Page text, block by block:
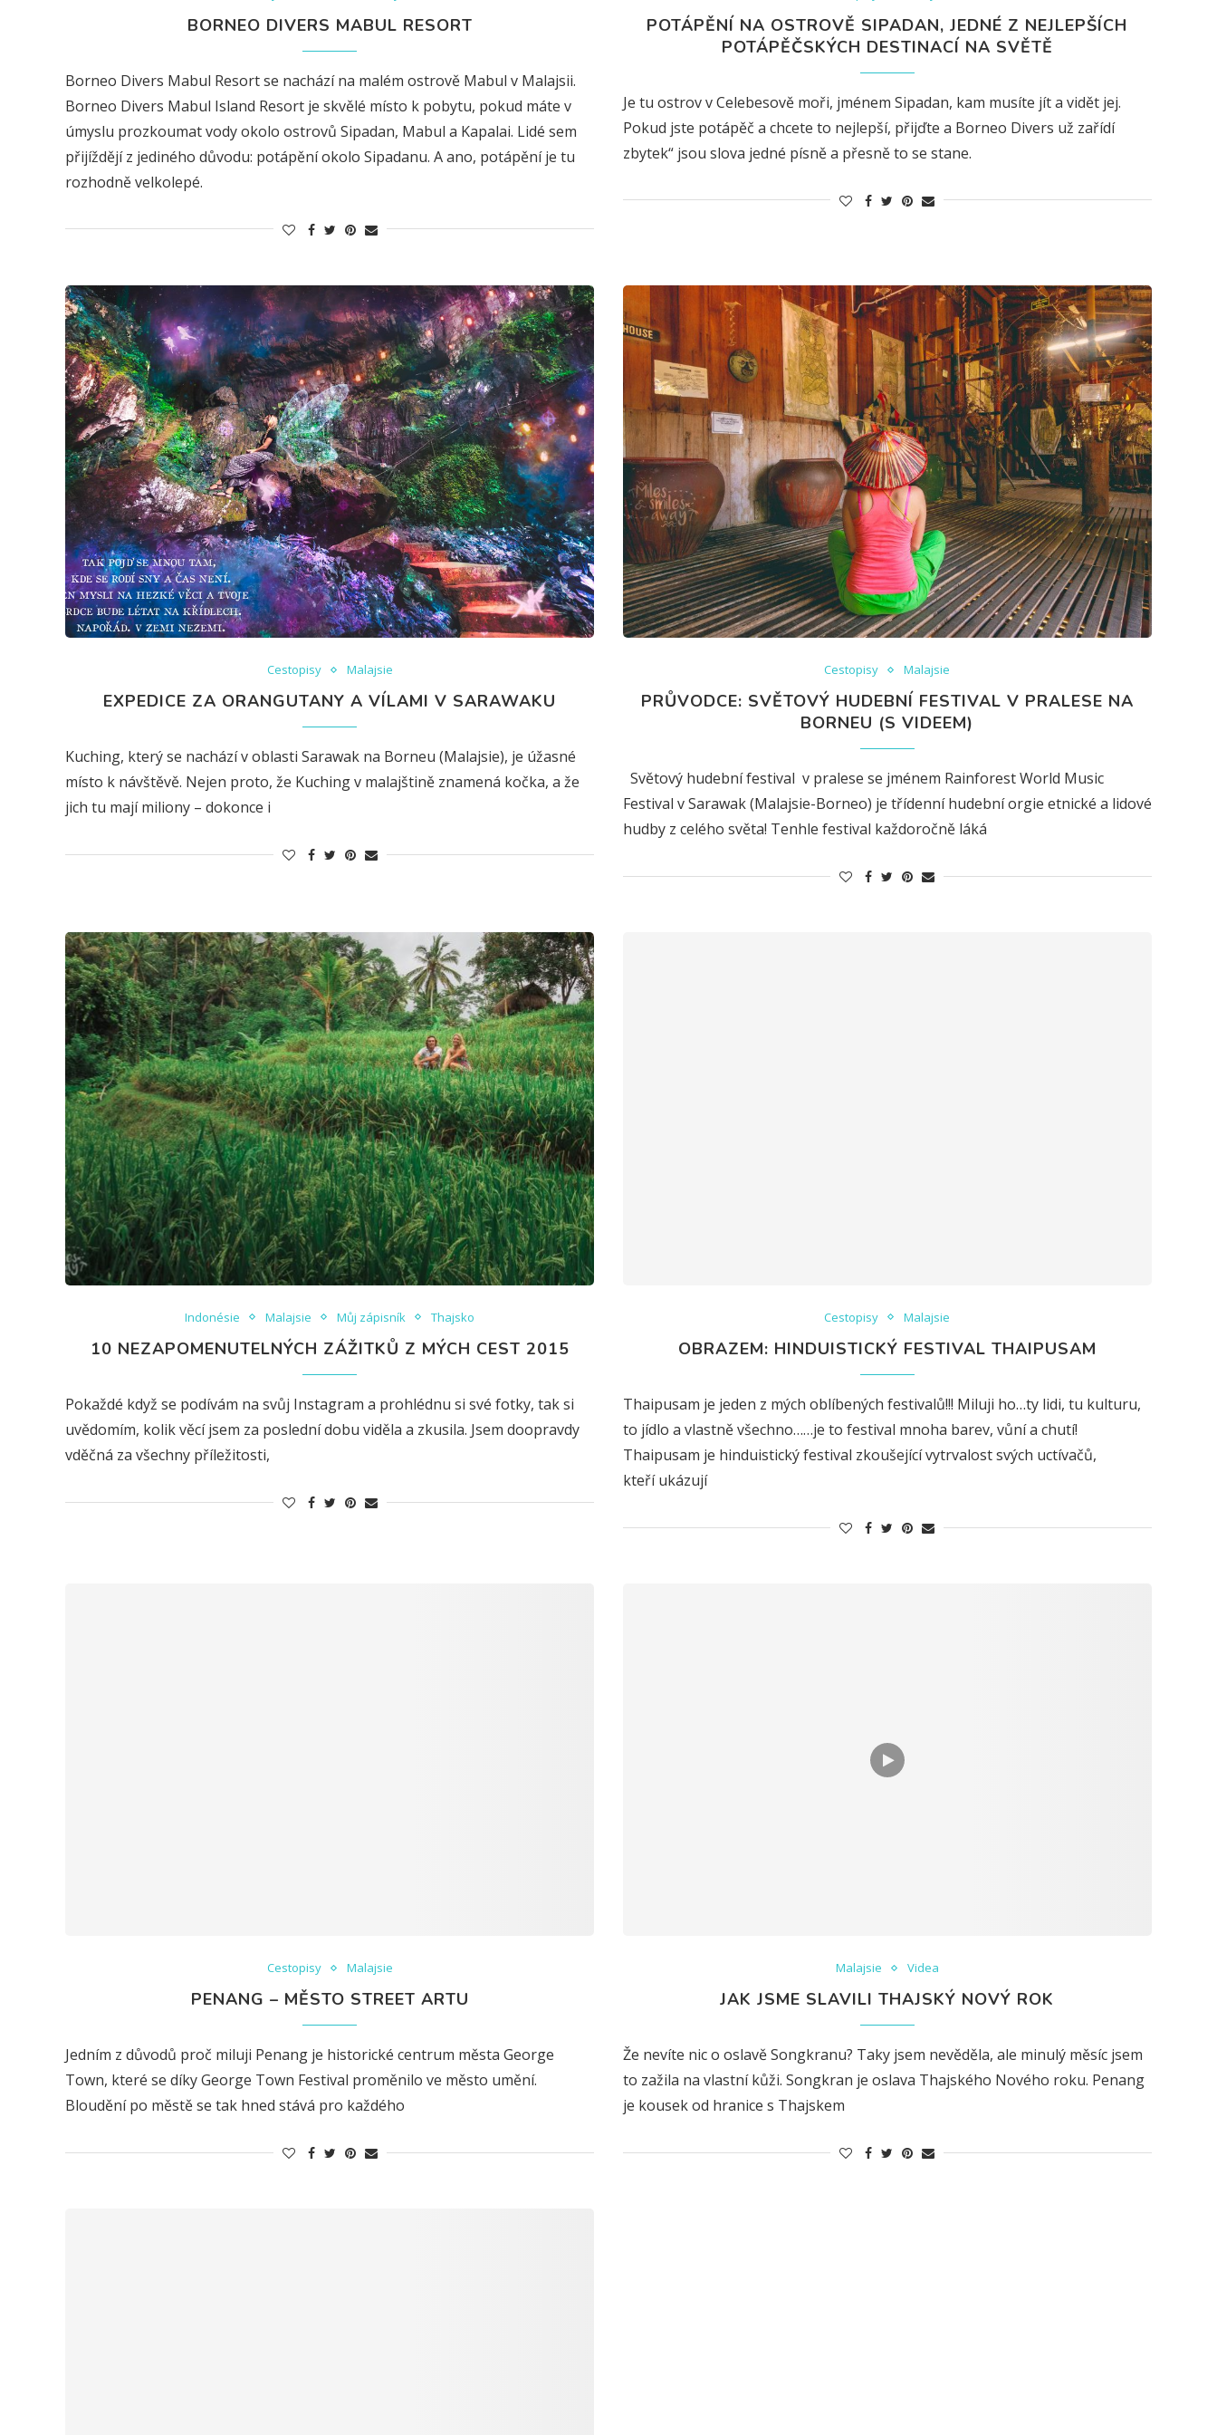
BORNEO DIVERS MABUL RESORT
Borneo Divers Mabul Resort se nachází na malém ostrově Mabul v Malajsii.
Borneo Divers Mabul Island Resort je skvělé místo k pobytu, pokud máte v
úmyslu prozkoumat vody okolo ostrovů Sipadan, Mabul a Kapalai. Lidé sem
přijíždějí z jediného důvodu: potápění okolo Sipadanu. A ano, potápění je tu
rozhodně velkolepé.
POTÁPĚNÍ NA OSTROVĚ SIPADAN, JEDNÉ Z NEJLEPŠÍCH
POTÁPĚČSKÝCH DESTINACÍ NA SVĚTĚ
Je tu ostrov v Celebesově moři, jménem Sipadan, kam musíte jít a vidět jej.
Pokud jste potápěč a chcete to nejlepší, přijďte a Borneo Divers už zařídí
zbytek“ jsou slova jedné písně a přesně to se stane.
Cestopisy Malajsie
EXPEDICE ZA ORANGUTANY A VÍLAMI V SARAWAKU
Kuching, který se nachází v oblasti Sarawak na Borneu (Malajsie), je úžasné
místo k návštěvě. Nejen proto, že Kuching v malajštině znamená kočka, a že
jich tu mají miliony – dokonce i
Cestopisy Malajsie
PRŮVODCE: SVĚTOVÝ HUDEBNÍ FESTIVAL V PRALESE NA
BORNEU (S VIDEEM)
Světový hudební festival v pralese se jménem Rainforest World Music
Festival v Sarawak (Malajsie-Borneo) je třídenní hudební orgie etnické a lidové
hudby z celého světa! Tenhle festival každoročně láká
Indonésie Malajsie Můj zápisník Thajsko
10 NEZAPOMENUTELNÝCH ZÁŽITKŮ Z MÝCH CEST 2015
Pokaždé když se podívám na svůj Instagram a prohlédnu si své fotky, tak si
uvědomím, kolik věcí jsem za poslední dobu viděla a zkusila. Jsem doopravdy
vděčná za všechny příležitosti,
Cestopisy Malajsie
OBRAZEM: HINDUISTICKÝ FESTIVAL THAIPUSAM
Thaipusam je jeden z mých oblíbených festivalů!!! Miluji ho…ty lidi, tu kulturu,
to jídlo a vlastně všechno……je to festival mnoha barev, vůní a chutí!
Thaipusam je hinduistický festival zkoušející vytrvalost svých uctívačů,
kteří ukázují
Cestopisy Malajsie
PENANG – MĚSTO STREET ARTU
Jedním z důvodů proč miluji Penang je historické centrum města George
Town, které se díky George Town Festival proměnilo ve město umění.
Bloudění po městě se tak hned stává pro každého
Malajsie Videa
JAK JSME SLAVILI THAJSKÝ NOVÝ ROK
Že nevíte nic o oslavě Songkranu? Taky jsem nevěděla, ale minulý měsíc jsem
to zažila na vlastní kůži. Songkran je oslava Thajského Nového roku. Penang
je kousek od hranice s Thajskem